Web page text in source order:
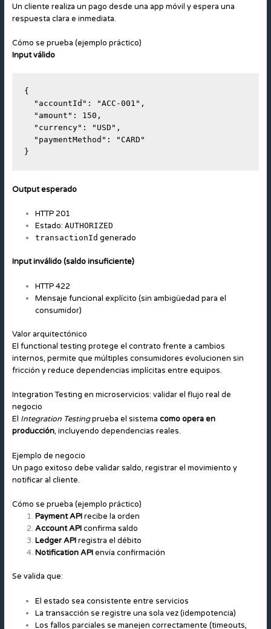
Un cliente realiza un pago desde una app móvil y espera una
respuesta clara e inmediata.
Cómo se prueba (ejemplo práctico)
Input válido
{
}
Output esperado
HTTP 201
Estado: AUTHORIZED
transactionId generado
Input inválido (saldo insuficiente)
HTTP 422
Mensaje funcional explícito (sin ambigüedad para el
consumidor)
Valor arquitectónico
El functional testing protege el contrato frente a cambios
internos, permite que múltiples consumidores evolucionen sin
fricción y reduce dependencias implícitas entre equipos.
Integration Testing en microservicios: validar el flujo real de
negocio
El Integration Testingprueba el sistema como opera en
producción, incluyendo dependencias reales.
Ejemplo de negocio
Un pago exitoso debe validar saldo, registrar el movimiento y
notificar al cliente.
Cómo se prueba (ejemplo práctico)
Payment APIrecibe la orden
Account APIconfirma saldo
Ledger APIregistra el débito
Notification APIenvía confirmación
Se valida que:
El estado sea consistente entre servicios
La transacción se registre una sola vez (idempotencia)
Los fallos parciales se manejen correctamente (timeouts,